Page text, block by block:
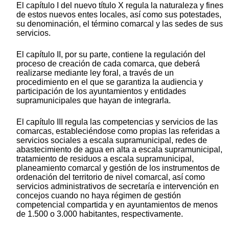
El capítulo I del nuevo título X regula la naturaleza y fines
de estos nuevos entes locales, así como sus potestades,
su denominación, el término comarcal y las sedes de sus
servicios.
El capítulo II, por su parte, contiene la regulación del
proceso de creación de cada comarca, que deberá
realizarse mediante ley foral, a través de un
procedimiento en el que se garantiza la audiencia y
participación de los ayuntamientos y entidades
supramunicipales que hayan de integrarla.
El capítulo III regula las competencias y servicios de las
comarcas, estableciéndose como propias las referidas a
servicios sociales a escala supramunicipal, redes de
abastecimiento de agua en alta a escala supramunicipal,
tratamiento de residuos a escala supramunicipal,
planeamiento comarcal y gestión de los instrumentos de
ordenación del territorio de nivel comarcal, así como
servicios administrativos de secretaría e intervención en
concejos cuando no haya régimen de gestión
competencial compartida y en ayuntamientos de menos
de 1.500 o 3.000 habitantes, respectivamente.